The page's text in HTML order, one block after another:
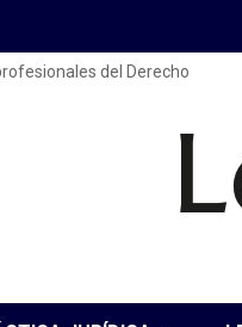
del Derecho